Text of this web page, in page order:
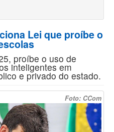
Lei que proíbe o
proíbe o uso de
inteligentes em
e privado do estado.
Foto: CCom